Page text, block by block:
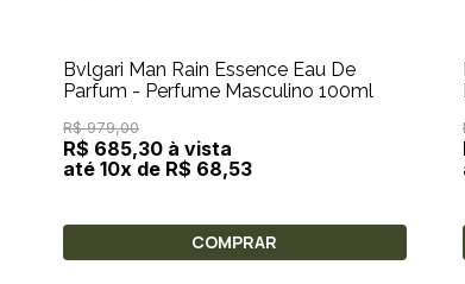
Bvlgari Man Rain Essence Eau De
Parfum - Perfume Masculino 100ml
R$ 979,00
R$ 685,30 à vista
até 10x de R$ 68,53
COMPRAR